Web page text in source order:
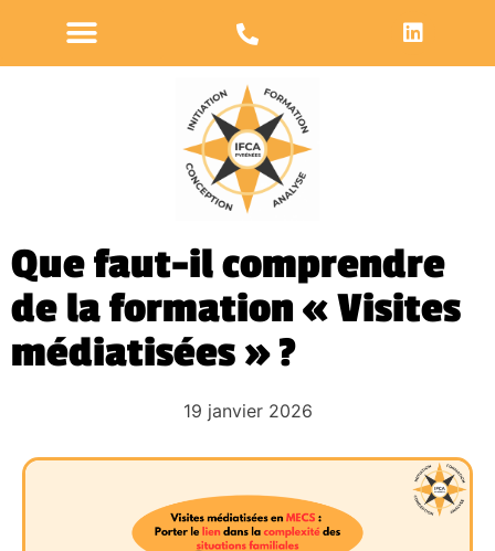
Que faut-il comprendre
de la formation « Visites
médiatisées » ?
19 janvier 2026